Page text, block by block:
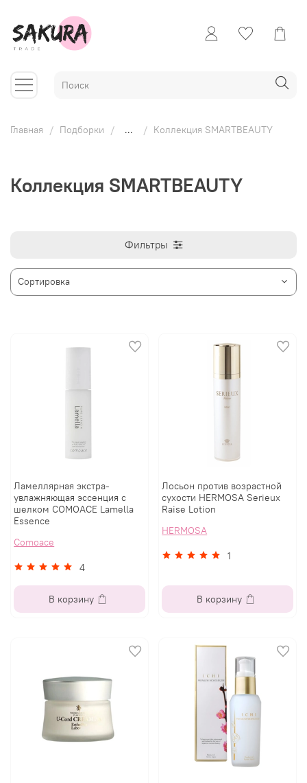
Главная Подборки ... Коллекция SMARTBEAUTY
Коллекция SMARTBEAUTY
Фильтры
Ламеллярная экстра-
увлажняющая эссенция с
шелком COMOACE Lamella
Essence
Comoace
4
В корзину
Лосьон против возрастной
сухости HERMOSA Serieux
Raise Lotion
HERMOSA
1
В корзину